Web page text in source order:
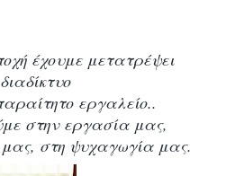
έχουμε μετατρέψει
εργαλείο..
στην εργασία μας,
στη ψυχαγωγία μας.